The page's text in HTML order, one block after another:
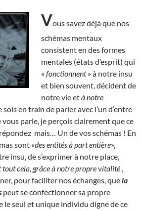
Vous savez déjà que nos
schémas mentaux
consistent en des formes
mentales (états d’esprit) qui
« fonctionnent» à notre insu
et bien souvent, décident de
notre vie età notre
sois en train de parler avec l’un d’entre
parle, je perçois clairement que ce
mais… Un de vos schémas ! En
sont «des entités à part entière»,
insu, de s’exprimer à notre place,
tout cela, grâce à notre propre vitalité
pour faciliter nos échanges, quela
peut se confectionner sa propre
le seul et unique individu digne de ce